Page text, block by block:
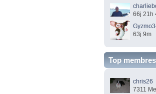
66j 21h
63j 9m
Top membres
chris26
7311